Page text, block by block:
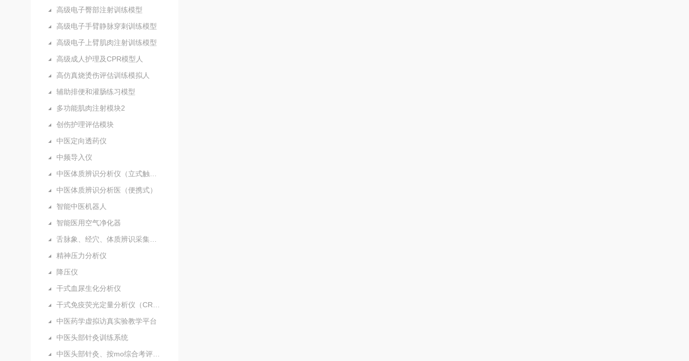
高级电子臀部注射训练模型
高级电子手臂静脉穿刺训练模型
高级电子上臂肌肉注射训练模型
高级成人护理及CPR模型人
高仿真烧烫伤评估训练模拟人
辅助排便和灌肠练习模型
多功能肌肉注射模块2
创伤护理评估模块
中医定向透药仪
中频导入仪
中医体质辨识分析医（便携式）
智能中医机器人
智能医用空气净化器
精神压力分析仪
降压仪
干式血尿生化分析仪
中医药学虚拟访真实验教学平台
中医头部针灸训练系统